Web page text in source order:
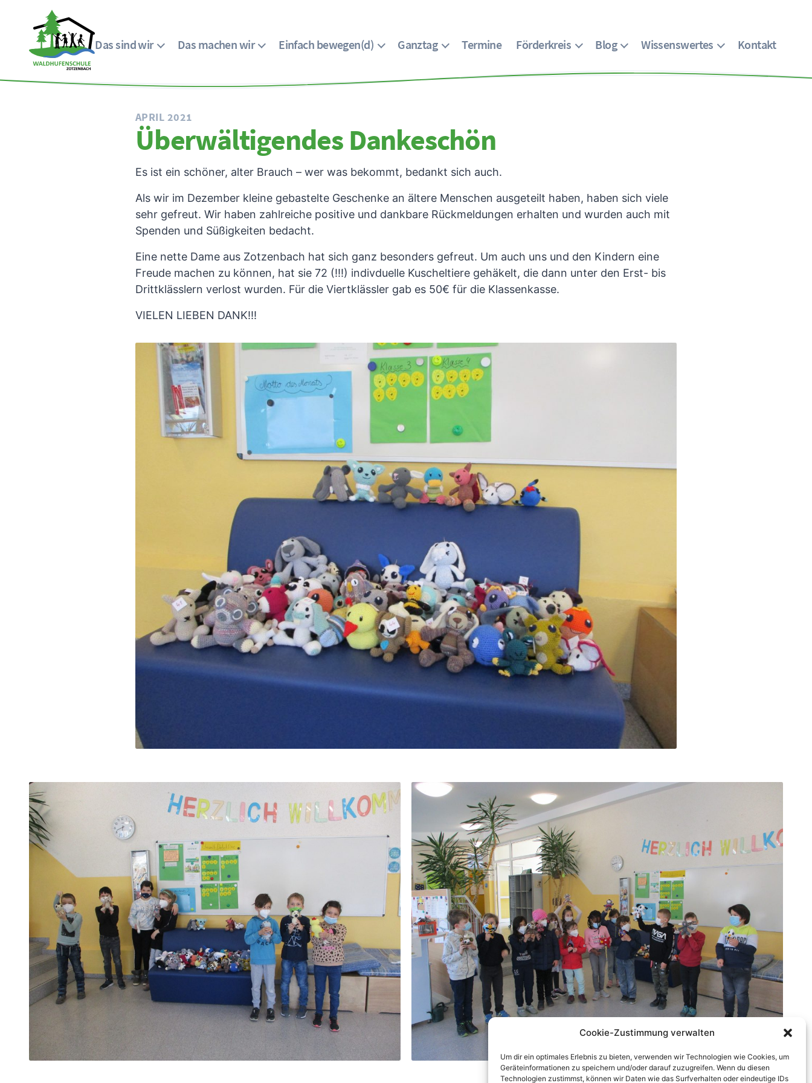
Cookie-Zustimmung verwalten
Um dir ein optimales Erlebnis zu bieten, verwenden wir Technologien wie Cookies, um
Geräteinformationen zu speichern und/oder darauf zuzugreifen. Wenn du diesen
Technologien zustimmst, können wir Daten wie das Surfverhalten oder eindeutige IDs
Waldhufenschule
Das sind wir Das machen wir Einfach bewegen(d) Ganztag Termine Förderkreis Blog Wissenswertes Kontakt
Menü
APRIL 2021
Überwältigendes Dankeschön
Es ist ein schöner, alter Brauch – wer was bekommt, bedankt sich auch.
Als wir im Dezember kleine gebastelte Geschenke an ältere Menschen ausgeteilt haben, haben sich viele
sehr gefreut. Wir haben zahlreiche positive und dankbare Rückmeldungen erhalten und wurden auch mit
Spenden und Süßigkeiten bedacht.
Eine nette Dame aus Zotzenbach hat sich ganz besonders gefreut. Um auch uns und den Kindern eine
Freude machen zu können, hat sie 72 (!!!) indivduelle Kuscheltiere gehäkelt, die dann unter den Erst- bis
Drittklässlern verlost wurden. Für die Viertklässler gab es 50€ für die Klassenkasse.
VIELEN LIEBEN DANK!!!